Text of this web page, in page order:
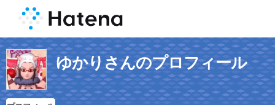
ゆかりさんのプロフィール